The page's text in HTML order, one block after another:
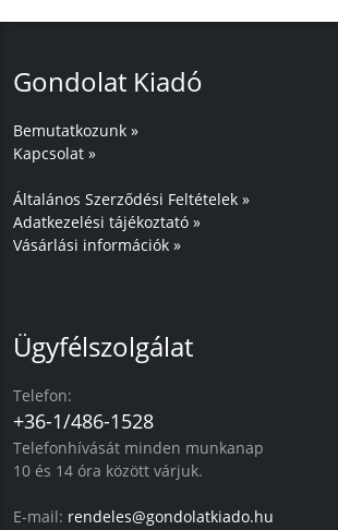
Gondolat Kiadó
Bemutatkozunk »
Kapcsolat »
Általános Szerződési Feltételek »
Adatkezelési tájékoztató »
Vásárlási információk »
Ügyfélszolgálat
Telefon:
+36-1/486-1528
Telefonhívását minden munkanap
10 és 14 óra között várjuk.
E-mail: rendeles@gondolatkiado.hu